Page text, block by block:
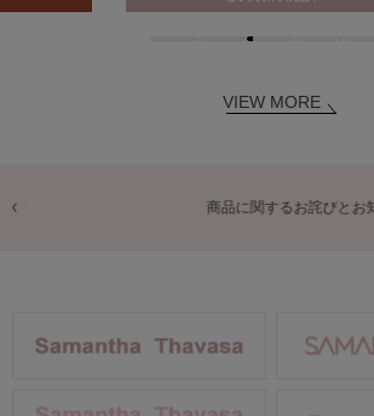
VIEW MORE
商品に関するお詫びとお知らせ